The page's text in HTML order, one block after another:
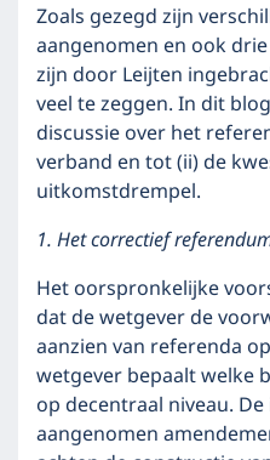
Zoals gezegd zijn
aangenomen en ook
zijn door Leijten
veel te zeggen. In dit
discussie over het
verband en tot (ii) de
uitkomstdrempel.
1. Het correctief
Het oorspronkelijke
dat de wetgever de
aanzien van referenda
wetgever bepaalt welke
op decentraal niveau.
aangenomen